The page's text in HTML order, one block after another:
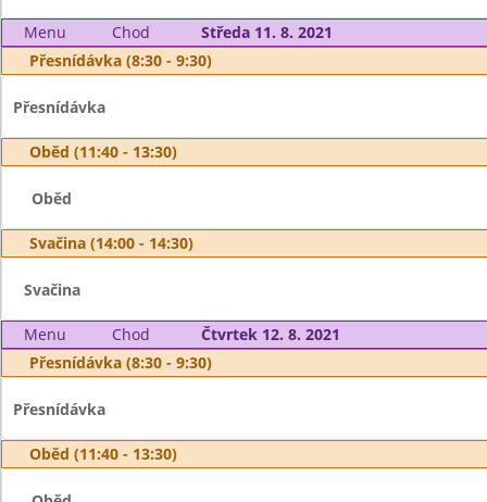
Menu Chod
Středa 11. 8. 2021
Přesnídávka (8:30 - 9:30)
Přesnídávka
Oběd (11:40 - 13:30)
Oběd
Svačina (14:00 - 14:30)
Svačina
Menu Chod
Čtvrtek 12. 8. 2021
Přesnídávka (8:30 - 9:30)
Přesnídávka
Oběd (11:40 - 13:30)